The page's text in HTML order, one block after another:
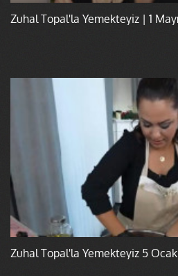
Zuhal Topal'la Yemekteyiz | 1
Zuhal Topal'la Yemekteyiz 5 Ocak